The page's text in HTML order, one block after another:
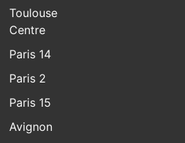
Toulouse
Centre
Paris 14
Paris 2
Paris 15
Avignon